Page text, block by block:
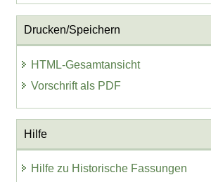
Drucken/Speichern
HTML-Gesamtansicht
Vorschrift als PDF
Hilfe
Hilfe zu Historische Fassungen